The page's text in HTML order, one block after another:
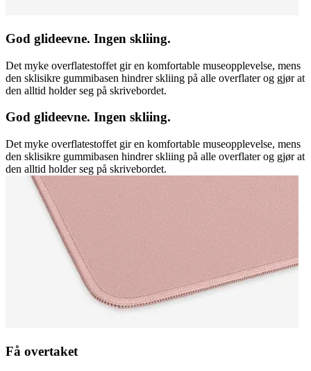
God glideevne. Ingen skliing.
Det myke overflatestoffet gir en komfortable museopplevelse, mens
den sklisikre gummibasen hindrer skliing på alle overflater og gjør at
den alltid holder seg på skrivebordet.
God glideevne. Ingen skliing.
Det myke overflatestoffet gir en komfortable museopplevelse, mens
den sklisikre gummibasen hindrer skliing på alle overflater og gjør at
den alltid holder seg på skrivebordet.
Få overtaket